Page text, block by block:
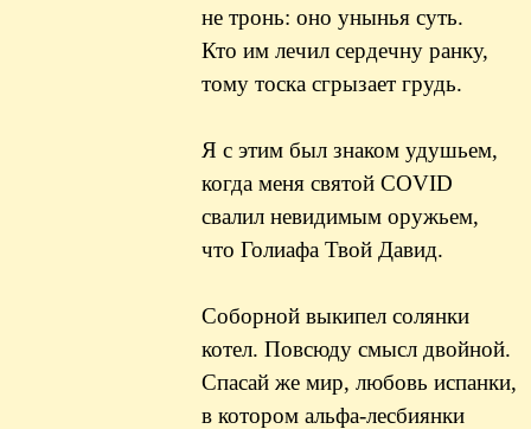
не тронь: оно унынья суть.
Кто им лечил сердечну ранку,
тому тоска сгрызает грудь.
Я с этим был знаком удушьем,
когда меня святой COVID
свалил невидимым оружьем,
что Голиафа Твой Давид.
Соборной выкипел солянки
котел. Повсюду смысл двойной.
Спасай же мир, любовь испанки,
в котором альфа-лесбиянки